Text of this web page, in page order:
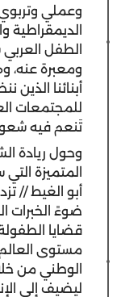
وعملي
الديمقراطية
الطفل
ومعبرة عنه،
أبنائنا الذين
للمجتمعات
تَنعم فيه
وحول ريادة
المتميزة
أبو الغيط //
ضوءً الخبرات
قضايا
مستوى
الوطني من
ليضيف إلى